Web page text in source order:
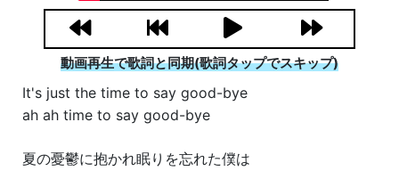
動画再生で歌詞と同期(歌詞タップでスキップ)
It's just the time to say good-bye
ah ah time to say good-bye
夏の憂鬱に抱かれ眠りを忘れた僕は